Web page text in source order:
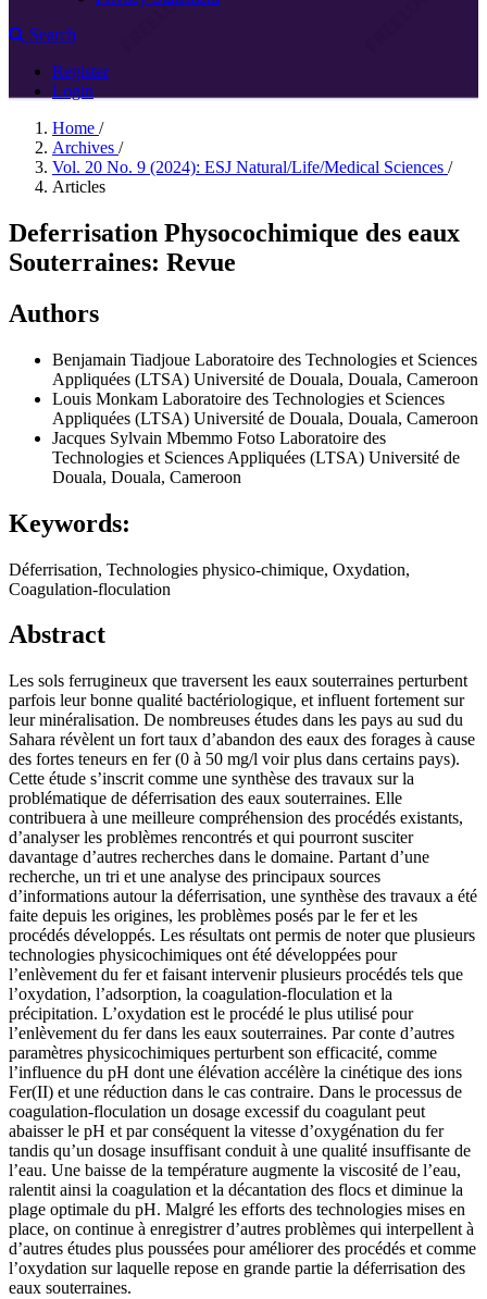
Search
Register
Login
Home /
Archives /
Vol. 20 No. 9 (2024): ESJ Natural/Life/Medical Sciences /
Articles
Deferrisation Physocochimique des eaux
Souterraines: Revue
Authors
Benjamain Tiadjoue Laboratoire des Technologies et Sciences
Appliquées (LTSA) Université de Douala, Douala, Cameroon
Louis Monkam Laboratoire des Technologies et Sciences
Appliquées (LTSA) Université de Douala, Douala, Cameroon
Jacques Sylvain Mbemmo Fotso Laboratoire des
Technologies et Sciences Appliquées (LTSA) Université de
Douala, Douala, Cameroon
Keywords:
Déferrisation, Technologies physico-chimique, Oxydation,
Coagulation-floculation
Abstract
Les sols ferrugineux que traversent les eaux souterraines perturbent
parfois leur bonne qualité bactériologique, et influent fortement sur
leur minéralisation. De nombreuses études dans les pays au sud du
Sahara révèlent un fort taux d’abandon des eaux des forages à cause
des fortes teneurs en fer (0 à 50 mg/l voir plus dans certains pays).
Cette étude s’inscrit comme une synthèse des travaux sur la
problématique de déferrisation des eaux souterraines. Elle
contribuera à une meilleure compréhension des procédés existants,
d’analyser les problèmes rencontrés et qui pourront susciter
davantage d’autres recherches dans le domaine. Partant d’une
recherche, un tri et une analyse des principaux sources
d’informations autour la déferrisation, une synthèse des travaux a été
faite depuis les origines, les problèmes posés par le fer et les
procédés développés. Les résultats ont permis de noter que plusieurs
technologies physicochimiques ont été développées pour
l’enlèvement du fer et faisant intervenir plusieurs procédés tels que
l’oxydation, l’adsorption, la coagulation-floculation et la
précipitation. L’oxydation est le procédé le plus utilisé pour
l’enlèvement du fer dans les eaux souterraines. Par conte d’autres
paramètres physicochimiques perturbent son efficacité, comme
l’influence du pH dont une élévation accélère la cinétique des ions
Fer(II) et une réduction dans le cas contraire. Dans le processus de
coagulation-floculation un dosage excessif du coagulant peut
abaisser le pH et par conséquent la vitesse d’oxygénation du fer
tandis qu’un dosage insuffisant conduit à une qualité insuffisante de
l’eau. Une baisse de la température augmente la viscosité de l’eau,
ralentit ainsi la coagulation et la décantation des flocs et diminue la
plage optimale du pH. Malgré les efforts des technologies mises en
place, on continue à enregistrer d’autres problèmes qui interpellent à
d’autres études plus poussées pour améliorer des procédés et comme
l’oxydation sur laquelle repose en grande partie la déferrisation des
eaux souterraines.